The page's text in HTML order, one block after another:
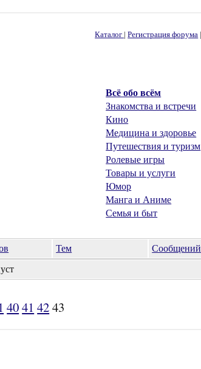
Каталог |Регистрация форума
Всё обо всём
Знакомства и встречи
Кино
Медицина и здоровье
Путешествия и туризм
Ролевые игры
Товары и услуги
Юмор
Манга и Аниме
Семья и быт
Тем Сообщений
4041 4243